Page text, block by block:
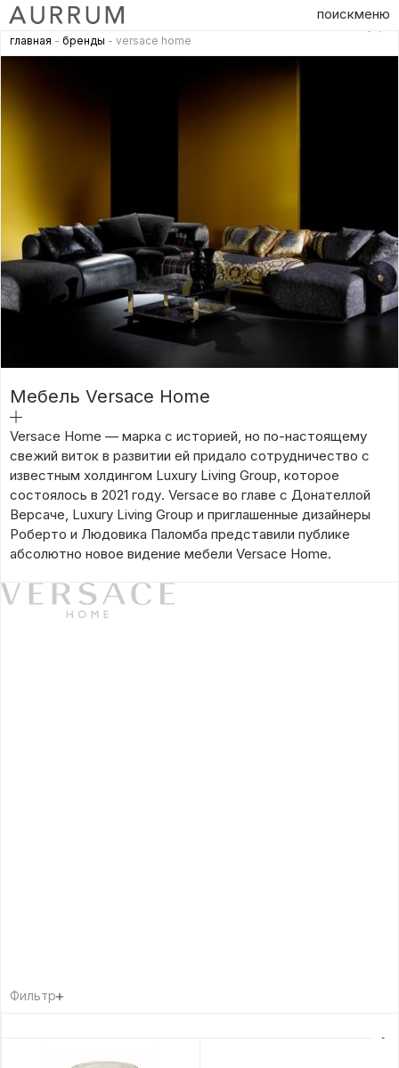
поискменю
главная - бренды - versace home
Мебель Versace Home
Versace Home — марка с историей, но по-настоящему
свежий виток в развитии ей придало сотрудничество с
известным холдингом Luxury Living Group, которое
состоялось в 2021 году. Versace во главе с Донателлой
Версаче, Luxury Living Group и приглашенные дизайнеры
Роберто и Людовика Паломба представили публике
абсолютно новое видение мебели Versace Home.
подробнее
Фильтр